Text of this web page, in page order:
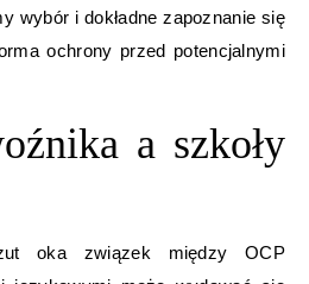
wybór i dokładne zapoznanie się
ochrony przed potencjalnymi
a szkoły
oka związek między OCP